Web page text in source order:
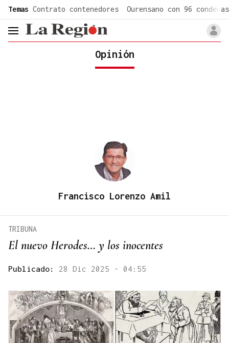
Temas Contrato contenedores Ourensano con 96 condenas
header.menu.open
Opinión
Francisco Lorenzo Amil
El nuevo Herodes… y los inocentes
TRIBUNA
Publicado: 28 Dic 2025 - 04:55